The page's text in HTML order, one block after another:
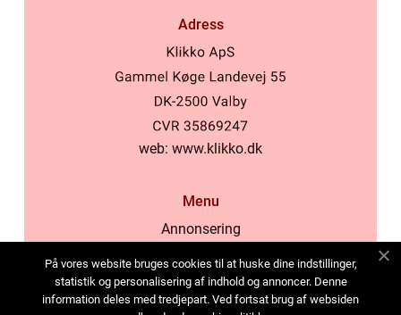
Adress
web: www.klikko.dk
Menu
Annonsering
Cookies
Kontakta oss
På vores website bruges cookies til at huske dine indstillinger,
statistik og personalisering af indhold og annoncer. Denne
information deles med tredjepart. Ved fortsat brug af websiden